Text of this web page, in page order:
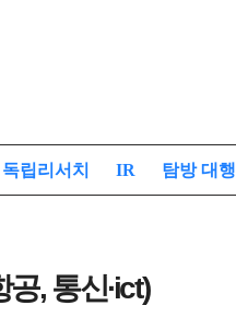
독립리서치 IR 탐방 대행
, 통신∙ict)